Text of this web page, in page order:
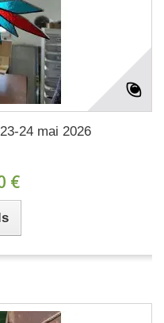
24 mai 2026
€